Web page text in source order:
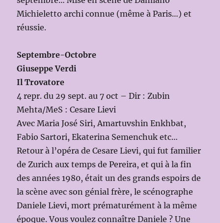
Michieletto archi connue (même à Paris…) et
réussie.
Septembre-Octobre
Giuseppe Verdi
Il Trovatore
4 repr. du 29 sept. au 7 oct – Dir : Zubin
Mehta/MeS : Cesare Lievi
Avec Maria José Siri, Amartuvshin Enkhbat,
Fabio Sartori, Ekaterina Semenchuk etc…
Retour à l’opéra de Cesare Lievi, qui fut familier
de Zurich aux temps de Pereira, et qui à la fin
des années 1980, était un des grands espoirs de
la scène avec son génial frère, le scénographe
Daniele Lievi, mort prématurément à la même
époque. Vous voulez connaître Daniele ? Une